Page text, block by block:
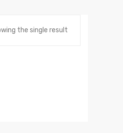
the single result